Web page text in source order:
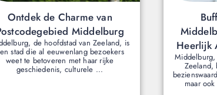
Ontdek de Charme van
Middelburg
de hoofdstad van Zeeland, is
stad die al eeuwenlang bezoekers
weet te betoveren met haar rijke
geschiedenis, culturele ...
Heerlijk
Middelburg,
Zeeland,
maar